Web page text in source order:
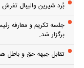
بُرد شیرین والیبال تفرش
جلسه تکریم و معارفه
برگزار شد.
تقابل جبهه حق و باطل